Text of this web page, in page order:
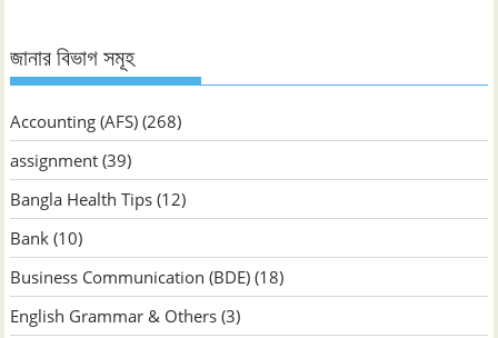
জানার বিভাগ সমূহ
Accounting (AFS) (268)
assignment (39)
Bangla Health Tips (12)
Bank (10)
Business Communication (BDE) (18)
English Grammar & Others (3)